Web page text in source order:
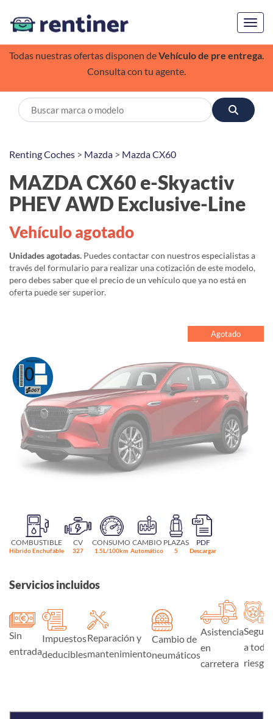
Todas nuestras ofertas disponen deVehículo de pre entrega.
Consulta con tu agente.
Renting Coches > Mazda > Mazda CX60
MAZDA CX60 e-Skyactiv
PHEV AWD Exclusive-Line
Vehículo agotado
Unidades agotadas. Puedes contactar con nuestros especialistas a
través del formulario para realizar una cotización de este modelo,
pero debes saber que el precio de un vehículo que ya no está en
oferta puede ser superior.
Agotado
COMBUSTIBLE
Híbrido Enchufable
CV
327
CONSUMO
1.5L/100km
CAMBIO
Automático
PLAZAS
5
PDF
Descargar
Servicios incluidos
Sin
entrada
Impuestos
deducibles
Reparación y
mantenimiento
Cambio de
neumáticos
Asistencia
en
carretera
Seguro
a todo
riesgo